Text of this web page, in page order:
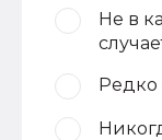
Не в
Редко